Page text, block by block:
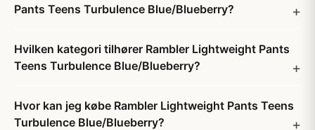
Pants Teens Turbulence Blue/Blueberry?
Hvilken kategori tilhører Rambler Lightweight Pants
Teens Turbulence Blue/Blueberry?
Hvor kan jeg købe Rambler Lightweight Pants Teens
Turbulence Blue/Blueberry?